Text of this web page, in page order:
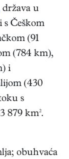
država u
Češkom
(91
(784 km),
i
(430
s
879 km².
obuhvaća